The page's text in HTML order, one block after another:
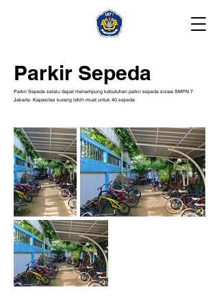
Parkir Sepeda
Parkir Sepeda selalu dapat menampung kebutuhan parkir sepeda siswa SMPN 7
Jakarta. Kapasitas kurang lebih muat untuk 40 sepeda